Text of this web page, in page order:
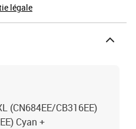
légale
(CN684EE/CB316EE)
Cyan +